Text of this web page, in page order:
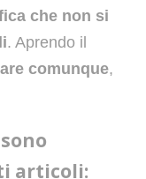
che non si
. Aprendo il
comunque,
articoli: